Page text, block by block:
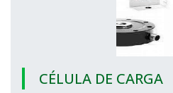
CÉLULA DE CARGA